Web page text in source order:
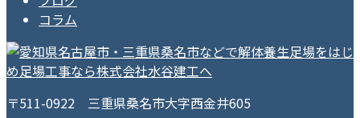
コラム
〒511-0922 三重県桑名市大字西金井605